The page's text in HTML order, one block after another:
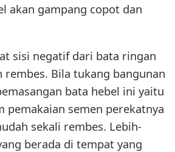
akan gampang copot dan
sisi negatif dari bata ringan
rembes. Bila tukang bangunan
bata hebel ini yaitu
pemakaian semen perekatnya
sekali rembes. Lebih-
berada di tempat yang